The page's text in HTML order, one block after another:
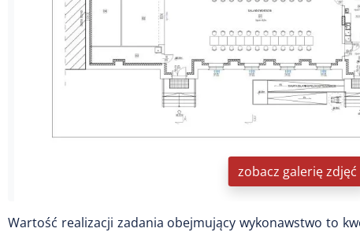
zobacz galerię zdjęć
Wartość realizacji zadania obejmujący wykonawstwo to